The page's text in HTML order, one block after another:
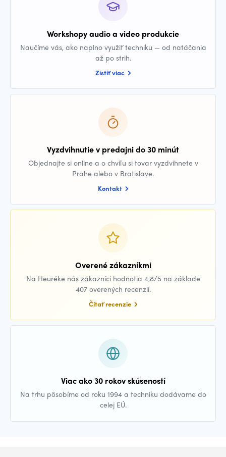
Workshopy audio a video produkcie
Naučíme vás, ako naplno využiť techniku — od natáčania
až po strih.
Zistiť viac
Vyzdvihnutie v predajni do 30 minút
Objednajte si online a o chvíľu si tovar vyzdvihnete v
Prahe alebo v Bratislave.
Kontakt
Overené zákazníkmi
Na Heuréke nás zákazníci hodnotia 4,8/5 na základe
407 overených recenzií.
Čítať recenzie
Viac ako 30 rokov skúseností
Na trhu pôsobíme od roku 1994 a techniku dodávame do
celej EÚ.